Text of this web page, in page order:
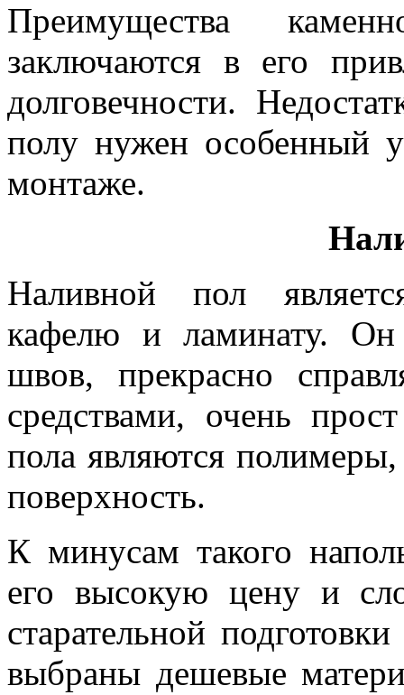
Преимущества
заключаются в его
долговечности.
полу нужен особенный
монтаже.
Наливной пол
кафелю и ламинату. Он
швов, прекрасно
средствами, очень
пола являются
поверхность.
К минусам такого
его высокую цену и
старательной
выбраны дешевые